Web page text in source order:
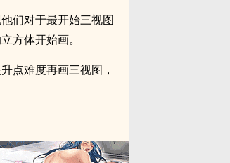
们对于最开始三视图
方体开始画。
点难度再画三视图，